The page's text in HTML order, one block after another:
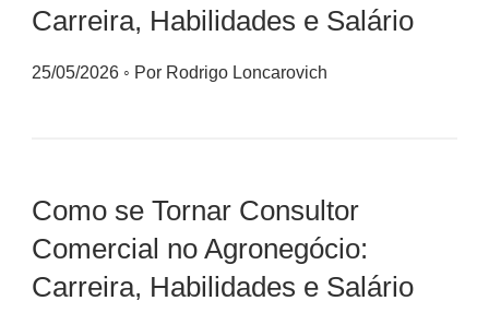
Carreira, Habilidades e Salário
25/05/2026 ◦ Por Rodrigo Loncarovich
Como se Tornar Consultor
Comercial no Agronegócio:
Carreira, Habilidades e Salário